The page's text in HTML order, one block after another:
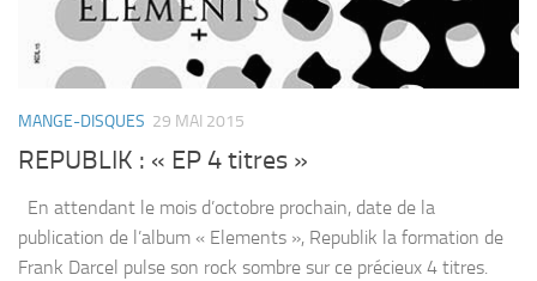
MANGE-DISQUES 29 MAI 2015
REPUBLIK : « EP 4 titres »
En attendant le mois d’octobre prochain, date de la
publication de l’album « Elements », Republik la formation de
Frank Darcel pulse son rock sombre sur ce précieux 4 titres.